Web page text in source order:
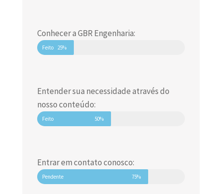
Conhecer a GBR Engenharia:
Feito 25%
Entender sua necessidade através do
nosso conteúdo:
Feito 50%
Entrar em contato conosco:
Pendente 75%